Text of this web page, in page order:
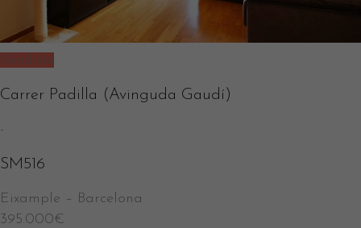
Vendido
Carrer Padilla (Avinguda Gaudí)
-
SM516
Eixample – Barcelona
395.000€